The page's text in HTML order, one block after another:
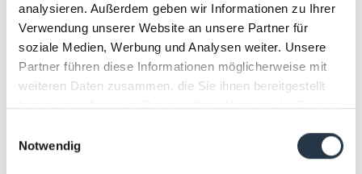
analysieren. Außerdem geben wir Informationen zu Ihrer
Verwendung unserer Website an unsere Partner für
soziale Medien, Werbung und Analysen weiter. Unsere
Partner führen diese Informationen möglicherweise mit
weiteren Daten zusammen, die Sie ihnen bereitgestellt
haben oder die sie im Rahmen Ihrer Nutzung der Dienste
Notwendig
Sie lieben gute Musik, Konzerte, Sport-Events und
Shows? Dann sind Sie in der heristo-arena richtig! Ob
Schlager, Musical, Festival, Comedy, Kultur, Jazz, Klassik,
Rock oder Pop – bei uns erhalten Sie Tickets für Ihren
Star! Erleben Sie Konzerte live – und das direkt vor Ihrer
Haustür! Sichern Sie sich schon jetzt Ihr Konzert-Ticket